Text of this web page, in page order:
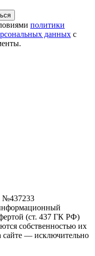
политики
данных с
(ст. 437 ГК РФ)
собственностью их
сайте — исключительно